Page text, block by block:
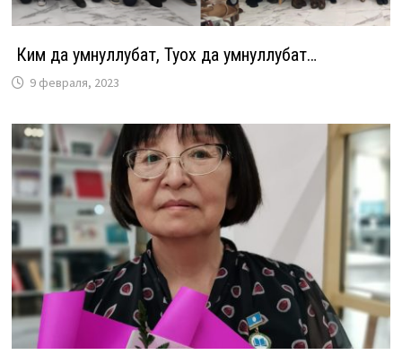
Ким да умнуллубат, Туох да умнуллубат…
9 февраля, 2023